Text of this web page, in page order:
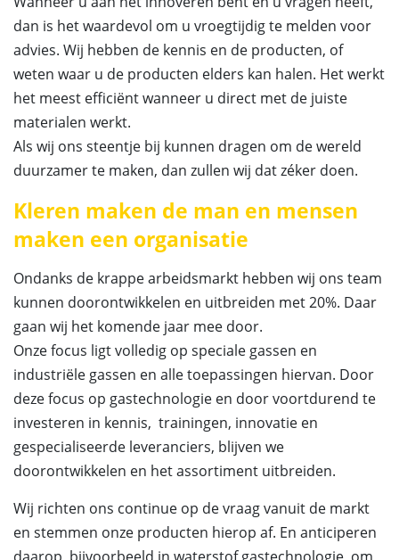
dan is het waardevol om u vroegtijdig te melden voor
advies. Wij hebben de kennis en de producten, of
weten waar u de producten elders kan halen. Het werkt
het meest efficiënt wanneer u direct met de juiste
materialen werkt.
Als wij ons steentje bij kunnen dragen om de wereld
duurzamer te maken, dan zullen wij dat zéker doen.
Kleren maken de man en mensen
maken een organisatie
Ondanks de krappe arbeidsmarkt hebben wij ons team
kunnen doorontwikkelen en uitbreiden met 20%. Daar
gaan wij het komende jaar mee door.
Onze focus ligt volledig op speciale gassen en
industriële gassen en alle toepassingen hiervan. Door
deze focus op gastechnologie en door voortdurend te
investeren in kennis, trainingen, innovatie en
gespecialiseerde leveranciers, blijven we
doorontwikkelen en het assortiment uitbreiden.
Wij richten ons continue op de vraag vanuit de markt
en stemmen onze producten hierop af. En anticiperen